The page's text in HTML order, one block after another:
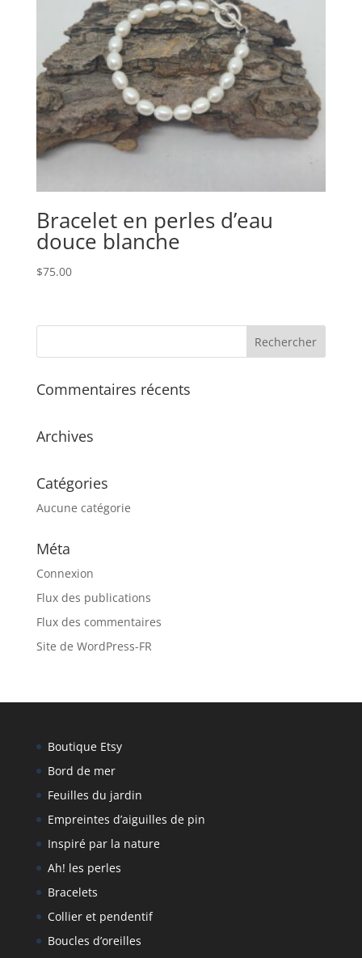
Bracelet en perles d’eau
douce blanche
$75.00
Commentaires récents
Archives
Catégories
Aucune catégorie
Méta
Connexion
Flux des publications
Flux des commentaires
Site de WordPress-FR
Boutique Etsy
Bord de mer
Feuilles du jardin
Empreintes d’aiguilles de pin
Inspiré par la nature
Ah! les perles
Bracelets
Collier et pendentif
Boucles d’oreilles